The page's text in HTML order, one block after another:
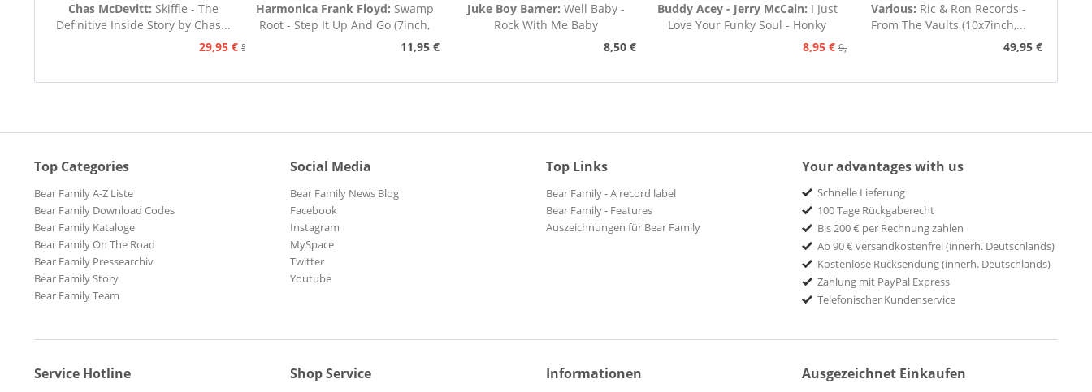
Chas McDevitt: Skiffle - The
Definitive Inside Story by Chas...
29,95 € 59,95 €
Harmonica Frank Floyd: Swamp
Root - Step It Up And Go (7inch,
11,95 €
Juke Boy Barner: Well Baby -
Rock With Me Baby
8,50 €
Buddy Acey - Jerry McCain: I Just
Love Your Funky Soul - Honky
8,95 € 9,95 €
Various: Ric & Ron Records -
From The Vaults (10x7inch,...
49,95 €
Top Categories
Bear Family A-Z Liste
Bear Family Download Codes
Bear Family Kataloge
Bear Family On The Road
Bear Family Pressearchiv
Bear Family Story
Bear Family Team
Social Media
Bear Family News Blog
Facebook
Instagram
MySpace
Twitter
Youtube
Top Links
Bear Family - A record label
Bear Family - Features
Auszeichnungen für Bear Family
Your advantages with us
Schnelle Lieferung
100 Tage Rückgaberecht
Bis 200 € per Rechnung zahlen
Ab 90 € versandkostenfrei (innerh. Deutschlands)
Kostenlose Rücksendung (innerh. Deutschlands)
Zahlung mit PayPal Express
Telefonischer Kundenservice
Service Hotline Shop Service Informationen Ausgezeichnet Einkaufen